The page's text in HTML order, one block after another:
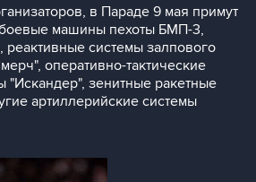
в Параде 9 мая примут
боевые машины пехоты БМП-3,
реактивные системы залпового
оперативно-тактические
"Искандер", зенитные ракетные
артиллерийские системы